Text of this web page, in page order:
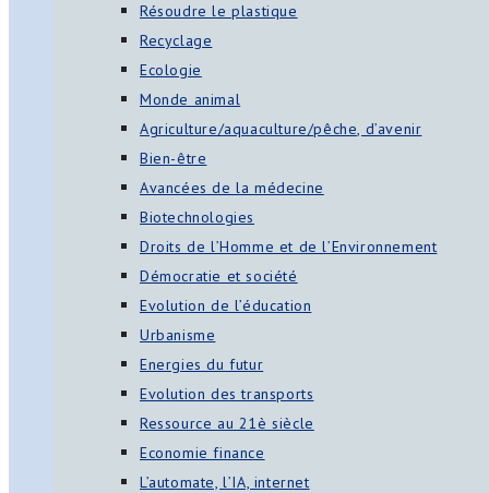
Résoudre le plastique
Recyclage
Ecologie
Monde animal
Agriculture/aquaculture/pêche, d’avenir
Bien-être
Avancées de la médecine
Biotechnologies
Droits de l’Homme et de l’Environnement
Démocratie et société
Evolution de l’éducation
Urbanisme
Energies du futur
Evolution des transports
Ressource au 21è siècle
Economie finance
L’automate, l’IA, internet